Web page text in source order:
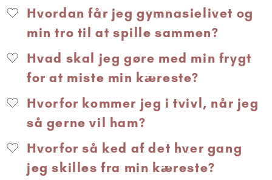
Hvordan får jeg gymnasielivet og
min tro til at spille sammen?
Hvad skal jeg gøre med min frygt
for at miste min kæreste?
Hvorfor kommer jeg i tvivl, når jeg
så gerne vil ham?
Hvorfor så ked af det hver gang
jeg skilles fra min kæreste?